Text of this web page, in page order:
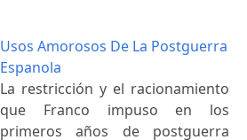
Usos Amorosos De La Postguerra
Espanola
La restricción y el racionamiento
que Franco impuso en los
primeros años de postguerra